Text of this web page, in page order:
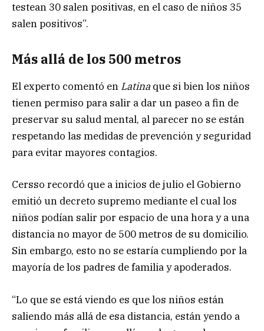
testean 30 salen positivas, en el caso de niños 35
salen positivos”.
Más allá de los 500 metros
El experto comentó en Latina que si bien los niños
tienen permiso para salir a dar un paseo a fin de
preservar su salud mental, al parecer no se están
respetando las medidas de prevención y seguridad
para evitar mayores contagios.
Cersso recordó que a inicios de julio el Gobierno
emitió un decreto supremo mediante el cual los
niños podían salir por espacio de una hora y a una
distancia no mayor de 500 metros de su domicilio.
Sin embargo, esto no se estaría cumpliendo por la
mayoría de los padres de familia y apoderados.
“Lo que se está viendo es que los niños están
saliendo más allá de esa distancia, están yendo a